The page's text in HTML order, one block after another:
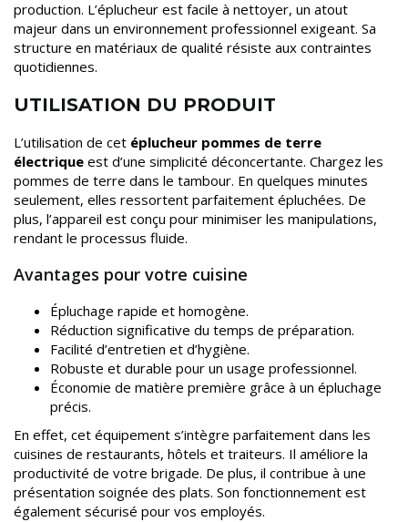
production. L’éplucheur est facile à nettoyer, un atout
majeur dans un environnement professionnel exigeant. Sa
structure en matériaux de qualité résiste aux contraintes
quotidiennes.
UTILISATION DU PRODUIT
L’utilisation de cet éplucheur pommes de terre
électrique est d’une simplicité déconcertante. Chargez les
pommes de terre dans le tambour. En quelques minutes
seulement, elles ressortent parfaitement épluchées. De
plus, l’appareil est conçu pour minimiser les manipulations,
rendant le processus fluide.
Avantages pour votre cuisine
Épluchage rapide et homogène.
Réduction significative du temps de préparation.
Facilité d’entretien et d’hygiène.
Robuste et durable pour un usage professionnel.
Économie de matière première grâce à un épluchage
précis.
En effet, cet équipement s’intègre parfaitement dans les
cuisines de restaurants, hôtels et traiteurs. Il améliore la
productivité de votre brigade. De plus, il contribue à une
présentation soignée des plats. Son fonctionnement est
également sécurisé pour vos employés.